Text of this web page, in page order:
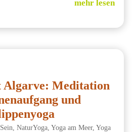
mehr lesen
Algarve: Meditation
und
,NaturYoga,Yoga am Meer,Yoga